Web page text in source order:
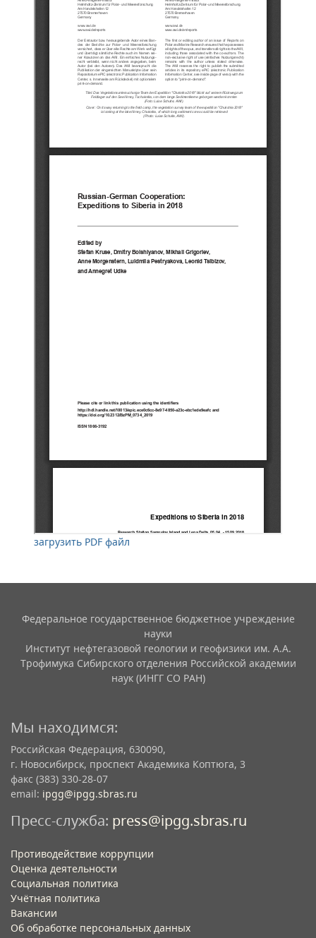
загрузить PDF файл
Федеральное государственное бюджетное учреждение
науки
Институт нефтегазовой геологии и геофизики им. А.А.
Трофимука Сибирского отделения Российской академии
наук (ИНГГ СО РАН)
Мы находимся:
Российская Федерация, 630090,
г. Новосибирск, проспект Академика Коптюга, 3
факс (383) 330-28-07
email: ipgg@ipgg.sbras.ru
Пресс-служба: press@ipgg.sbras.ru
Противодействие коррупции
Оценка деятельности
Социальная политика
Учётная политика​
Вакансии​
Об обработке персональных данных​